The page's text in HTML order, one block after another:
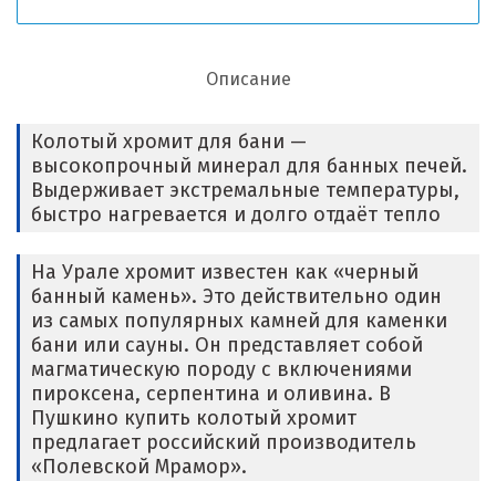
Описание
Колотый хромит для бани —
высокопрочный минерал для банных печей.
Выдерживает экстремальные температуры,
быстро нагревается и долго отдаёт тепло
На Урале хромит известен как «черный
банный камень». Это действительно один
из самых популярных камней для каменки
бани или сауны. Он представляет собой
магматическую породу с включениями
пироксена, серпентина и оливина. В
Пушкино купить колотый хромит
предлагает российский производитель
«Полевской Мрамор».